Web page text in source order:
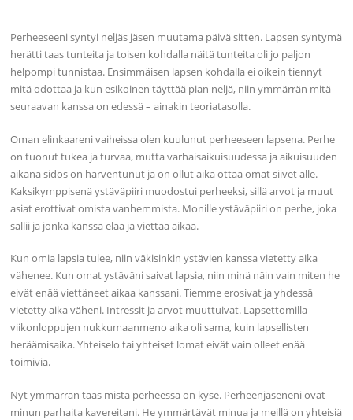
Perheeseeni syntyi neljäs jäsen muutama päivä sitten. Lapsen syntymä
herätti taas tunteita ja toisen kohdalla näitä tunteita oli jo paljon
helpompi tunnistaa. Ensimmäisen lapsen kohdalla ei oikein tiennyt
mitä odottaa ja kun esikoinen täyttää pian neljä, niin ymmärrän mitä
seuraavan kanssa on edessä – ainakin teoriatasolla.
Oman elinkaareni vaiheissa olen kuulunut perheeseen lapsena. Perhe
on tuonut tukea ja turvaa, mutta varhaisaikuisuudessa ja aikuisuuden
aikana sidos on harventunut ja on ollut aika ottaa omat siivet alle.
Kaksikymppisenä ystäväpiiri muodostui perheeksi, sillä arvot ja muut
asiat erottivat omista vanhemmista. Monille ystäväpiiri on perhe, joka
sallii ja jonka kanssa elää ja viettää aikaa.
Kun omia lapsia tulee, niin väkisinkin ystävien kanssa vietetty aika
vähenee. Kun omat ystäväni saivat lapsia, niin minä näin vain miten he
eivät enää viettäneet aikaa kanssani. Tiemme erosivat ja yhdessä
vietetty aika väheni. Intressit ja arvot muuttuivat. Lapsettomilla
viikonloppujen nukkumaanmeno aika oli sama, kuin lapsellisten
heräämisaika. Yhteiselo tai yhteiset lomat eivät vain olleet enää
toimivia.
Nyt ymmärrän taas mistä perheessä on kyse. Perheenjäseneni ovat
minun parhaita kavereitani. He ymmärtävät minua ja meillä on yhteisiä